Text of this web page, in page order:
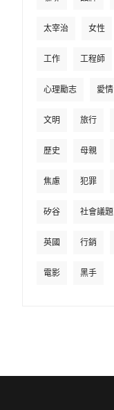
太宰治 女性
工作 工程師
心理勵志 愛情
文明 旅行
歷史 母親
焦慮 犯罪
矽谷 社會議題
英國 行銷
電影 黑手